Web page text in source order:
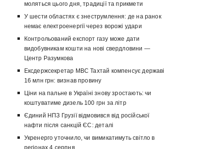
моляться цього дня, традиції та прикмети
У шести областях є знеструмлення: де на ранок
немає електроенергії через ворожі удари
Контрольований експорт газу може дати
видобувникам кошти на нові свердловини —
Центр Разумкова
Ексдержсекретар МВС Тахтай компенсує державі
16 млн грн: визнав провину
Ціни на пальне в Україні знову зростають: чи
коштуватиме дизель 100 грн за літр
Єдиний НПЗ Грузії відмовився від російської
нафти після санкцій ЄС: деталі
Укренерго уточнило, чи вимикатимуть світло в